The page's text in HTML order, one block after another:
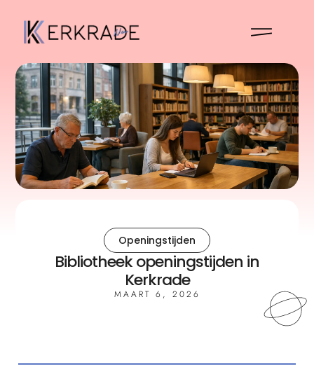
Openingstijden
Bibliotheek openingstijden in
Kerkrade
MAART 6, 2026